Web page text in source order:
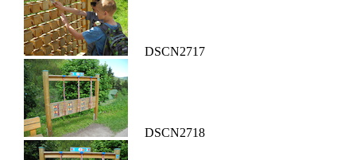
DSCN2717
DSCN2718